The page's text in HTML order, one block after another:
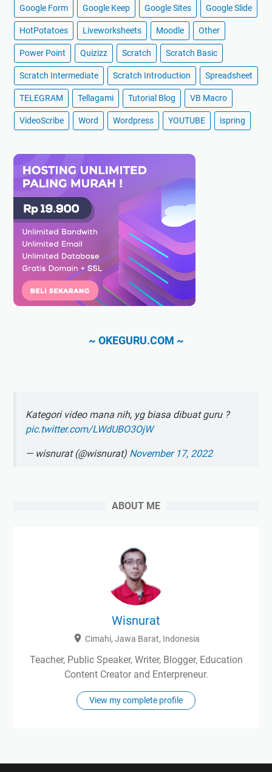
Google Form Google Keep Google Sites Google Slide
HotPotatoes Liveworksheets Moodle Other
Power Point Quizizz Scratch Scratch Basic
Scratch Intermediate Scratch Introduction Spreadsheet
TELEGRAM Tellagami Tutorial Blog VB Macro
VideoScribe Word Wordpress YOUTUBE ispring
~ OKEGURU.COM ~
Kategori video mana nih, yg biasa dibuat guru ?
pic.twitter.com/LWdUBO3OjW
— wisnurat (@wisnurat) November 17, 2022
ABOUT ME
Wisnurat
Cimahi, Jawa Barat, Indonesia
Teacher, Public Speaker, Writer, Blogger, Education
Content Creator and Enterpreneur.
View my complete profile